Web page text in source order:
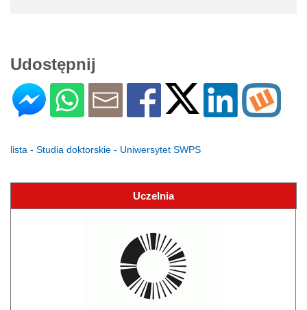
Udostępnij
lista - Studia doktorskie - Uniwersytet SWPS
Uczelnia